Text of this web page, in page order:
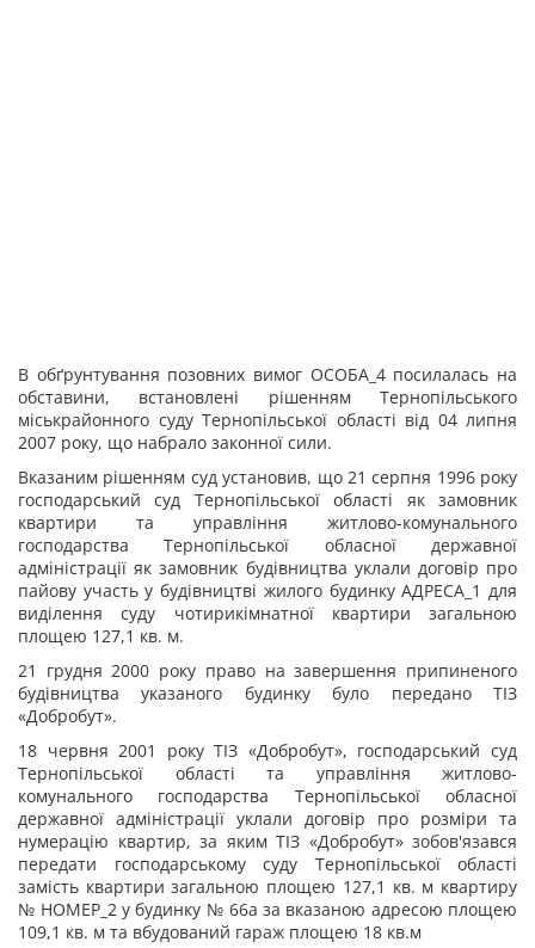
В обґрунтування позовних вимог ОСОБА_4 посилалась на
обставини, встановлені рішенням Тернопільського
міськрайонного суду Тернопільської області від 04 липня
2007 року, що набрало законної сили.
Вказаним рішенням суд установив, що 21 серпня 1996 року
господарський суд Тернопільської області як замовник
квартири та управління житлово-комунального
господарства Тернопільської обласної державної
адміністрації як замовник будівництва уклали договір про
пайову участь у будівництві жилого будинку АДРЕСА_1 для
виділення суду чотирикімнатної квартири загальною
площею 127,1 кв. м.
21 грудня 2000 року право на завершення припиненого
будівництва указаного будинку було передано ТІЗ
«Добробут».
18 червня 2001 року ТІЗ «Добробут», господарський суд
Тернопільської області та управління житлово-
комунального господарства Тернопільської обласної
державної адміністрації уклали договір про розміри та
нумерацію квартир, за яким ТІЗ «Добробут» зобов'язався
передати господарському суду Тернопільської області
замість квартири загальною площею 127,1 кв. м квартиру
№ НОМЕР_2 у будинку № 66а за вказаною адресою площею
109,1 кв. м та вбудований гараж площею 18 кв.м